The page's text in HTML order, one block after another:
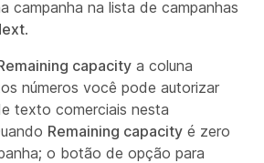
campanha na lista de campanhas
.
capacity a coluna
números você pode autorizar
texto comerciais nesta
Remaining capacity é zero
o botão de opção para